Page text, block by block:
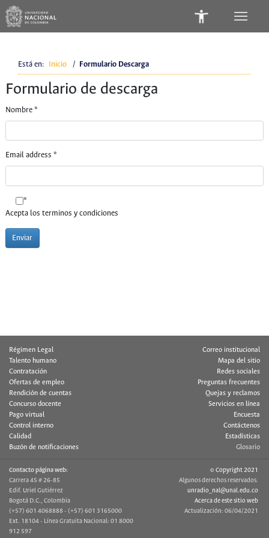
Está en: Inicio / Formulario Descarga
Formulario de descarga
Nombre *
Email address *
*
Acepta los terminos y condiciones
Enviar
Régimen Legal
Talento humano
Contratación
Ofertas de empleo
Rendición de cuentas
Concurso docente
Pago virtual
Control interno
Calidad
Buzón de notificaciones
Correo institucional
Mapa del sitio
Redes sociales
Preguntas frecuentes
Quejas y reclamos
Servicios en línea
Encuesta
Contáctenos
Estadísticas
Glosario
Contacto página web:
Carrera 45 # 26-85
Edif. Uriel Gutiérrez
Bogotá D.C., Colombia
(+57) 601 4068888 - (+57) 601 3165000
Ext. 18104 - Línea Gratuita Nacional: 01 8000
912 597
© Copyright 2021
Algunos derechos reservados.
unradio_nal@unal.edu.co
Acerca de este sitio web
Actualización: 06/04/2021